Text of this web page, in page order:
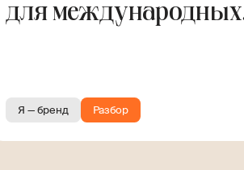
для международных
Я — бренд Разбор